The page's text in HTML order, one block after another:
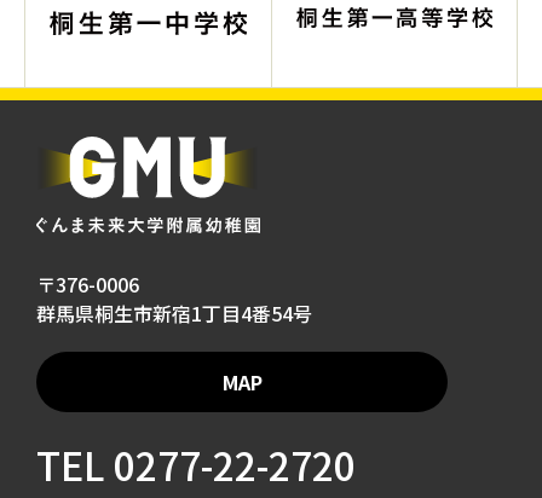
〒376-0006
群馬県桐生市新宿1丁目4番54号
MAP
TEL0277-22-2720